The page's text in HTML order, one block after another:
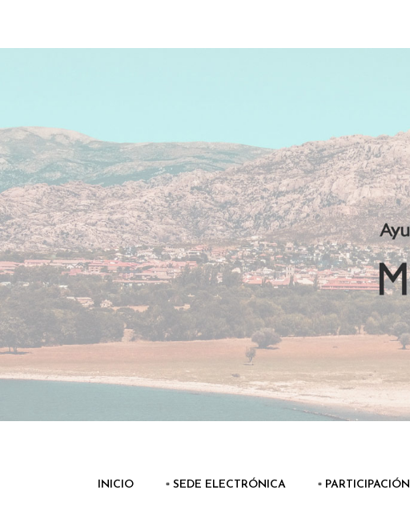
INICIO ▫️ SEDE ELECTRÓNICA ▫️ PARTICIPACIÓN